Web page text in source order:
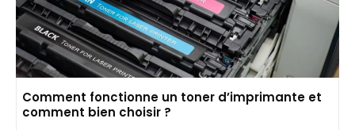
Comment fonctionne un toner d’imprimante et
comment bien choisir ?